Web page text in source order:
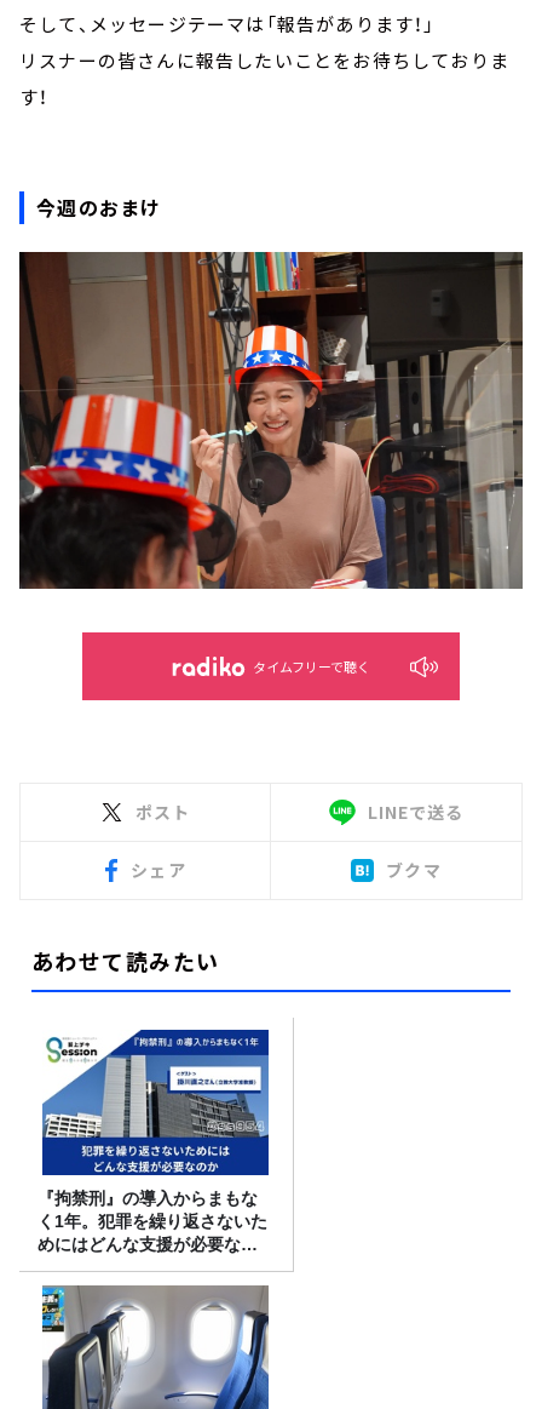
そして、メッセージテーマは「報告があります！」
リスナーの皆さんに報告したいことをお待ちしておりま
す！
今週のおまけ
タイムフリーで聴く
ポスト LINEで送る
シェア ブクマ
あわせて読みたい
『拘禁刑』の導入からまもな
く1年。犯罪を繰り返さないた
めにはどんな支援が必要なの
か